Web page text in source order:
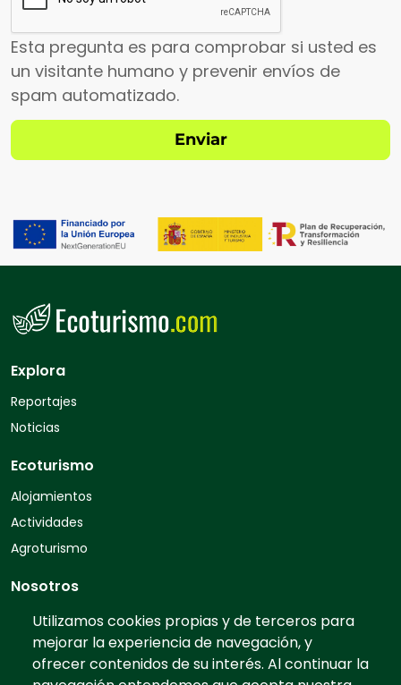
Esta pregunta es para comprobar si usted es
un visitante humano y prevenir envíos de
spam automatizado.
Utilizamos cookies propias y de terceros para
mejorar la experiencia de navegación, y
ofrecer contenidos de su interés. Al continuar la
Explora
Reportajes
Noticias
Ecoturismo
Alojamientos
Actividades
Agroturismo
Nosotros
Quiénes somos
Contacto
Preguntas frecuentes